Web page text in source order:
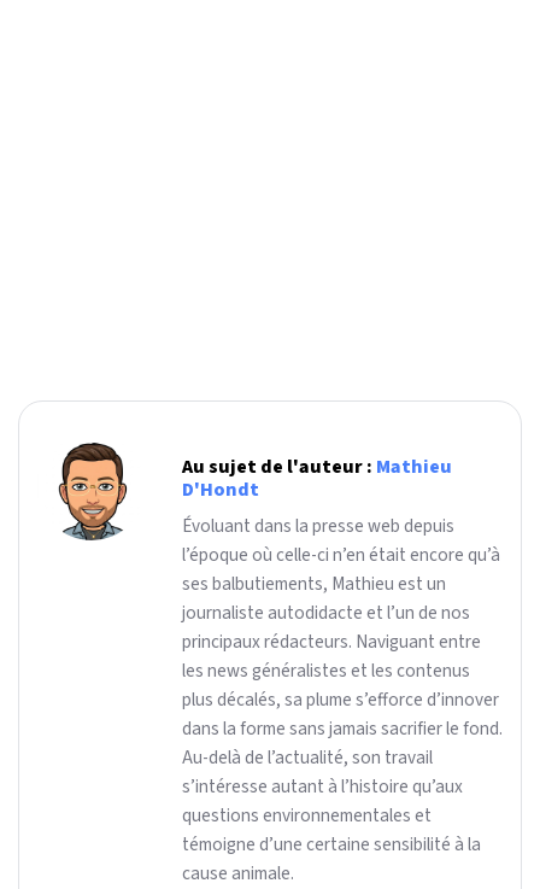
Au sujet de l'auteur : Mathieu
D'Hondt
Évoluant dans la presse web depuis
l’époque où celle-ci n’en était encore qu’à
ses balbutiements, Mathieu est un
journaliste autodidacte et l’un de nos
principaux rédacteurs. Naviguant entre
les news généralistes et les contenus
plus décalés, sa plume s’efforce d’innover
dans la forme sans jamais sacrifier le fond.
Au-delà de l’actualité, son travail
s’intéresse autant à l’histoire qu’aux
questions environnementales et
témoigne d’une certaine sensibilité à la
cause animale.